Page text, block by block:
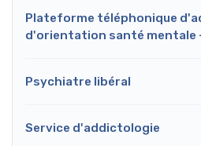
Plateforme téléphonique
d'orientation santé mentale -
Psychiatre libéral
Service d'addictologie